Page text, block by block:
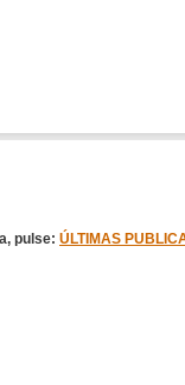
pulse: ÚLTIMAS